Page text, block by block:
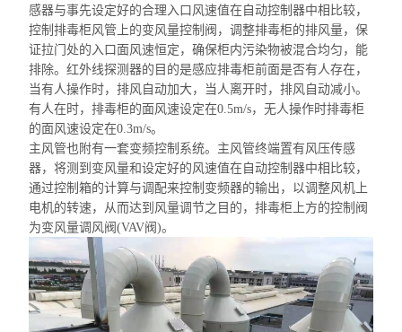
感器与事先设定好的合理入口风速值在自动控制器中相比较，
控制排毒柜风管上的变风量控制阀，调整排毒柜的排风量，保
证拉门处的入口面风速恒定，确保柜内污染物被混合均匀，能
排除。红外线探测器的目的是感应排毒柜前面是否有人存在，
当有人操作时，排风自动加大，当人离开时，排风自动减小。
有人在时，排毒柜的面风速设定在0.5m/s，无人操作时排毒柜
的面风速设定在0.3m/s。
主风管也附有一套变频控制系统。主风管终端置有风压传感
器，将测到变风量和设定好的风速值在自动控制器中相比较，
通过控制箱的计算与调配来控制变频器的输出，以调整风机上
电机的转速，从而达到风量调节之目的，排毒柜上方的控制阀
为变风量调风阀(VAV阀)。